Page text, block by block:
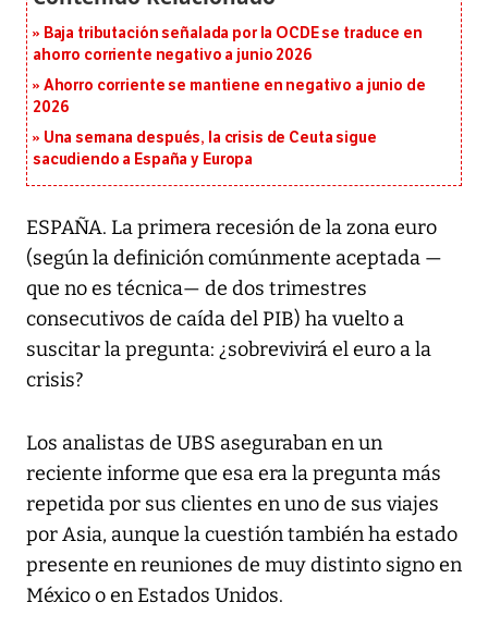
Baja tributación señalada por la OCDE se traduce en
ahorro corriente negativo a junio 2026
Ahorro corriente se mantiene en negativo a junio de
2026
Una semana después, la crisis de Ceuta sigue
sacudiendo a España y Europa
ESPAÑA. La primera recesión de la zona euro
(según la definición comúnmente aceptada —
que no es técnica— de dos trimestres
consecutivos de caída del PIB) ha vuelto a
suscitar la pregunta: ¿sobrevivirá el euro a la
crisis?
Los analistas de UBS aseguraban en un
reciente informe que esa era la pregunta más
repetida por sus clientes en uno de sus viajes
por Asia, aunque la cuestión también ha estado
presente en reuniones de muy distinto signo en
México o en Estados Unidos.